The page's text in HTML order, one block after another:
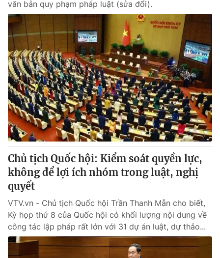
® Cấm sao chép dưới mọi hình thức nếu không có sự chấp
thuận bằng văn bản. Ghi rõ nguồn VTV.vn khi phát hành lại
thông tin từ website này.
văn bản quy phạm pháp luật (sửa đổi).
Chủ tịch Quốc hội: Kiểm soát quyền lực,
không để lợi ích nhóm trong luật, nghị
quyết
VTV.vn - Chủ tịch Quốc hội Trần Thanh Mẫn cho biết,
Kỳ họp thứ 8 của Quốc hội có khối lượng nội dung về
công tác lập pháp rất lớn với 31 dự án luật, dự thảo...